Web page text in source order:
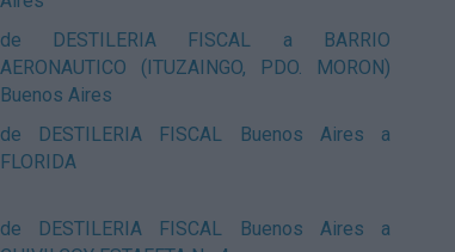
de DESTILERIA FISCAL a BARRIO
AERONAUTICO (ITUZAINGO, PDO. MORON)
Buenos Aires
de DESTILERIA FISCAL Buenos Aires a
FLORIDA
de DESTILERIA FISCAL Buenos Aires a